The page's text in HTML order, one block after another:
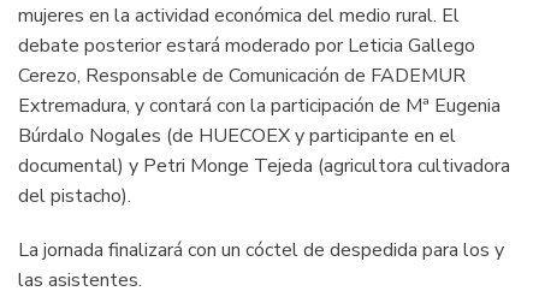
mujeres en la actividad económica del medio rural. El
debate posterior estará moderado por Leticia Gallego
Cerezo, Responsable de Comunicación de FADEMUR
Extremadura, y contará con la participación de Mª Eugenia
Búrdalo Nogales (de HUECOEX y participante en el
documental) y Petri Monge Tejeda (agricultora cultivadora
del pistacho).
La jornada finalizará con un cóctel de despedida para los y
las asistentes.